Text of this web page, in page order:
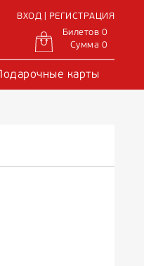
ВХОД | РЕГИСТРАЦИЯ
Билетов 0
Сумма 0
Подарочные карты